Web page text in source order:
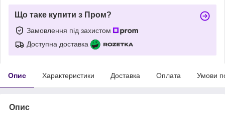
Що таке купити з Пром?
Замовлення під захистом
Доступна доставка
Опис Характеристики Доставка Оплата Умови
Опис